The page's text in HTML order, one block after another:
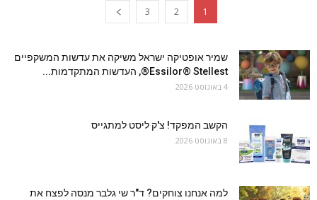
1
2
3
שמיר אופטיקה ישראל משיקה את עדשות המשקפיים
Essilor® Stellest®, העדשות המתקדמות...
4 באוגוסט 2026
הקשב המפקד! צ'ק ליסט למתגייס
8 באוגוסט 2026
למה אנחנו צוחקים? ד"ר שי גלבר מנסה לפצח את